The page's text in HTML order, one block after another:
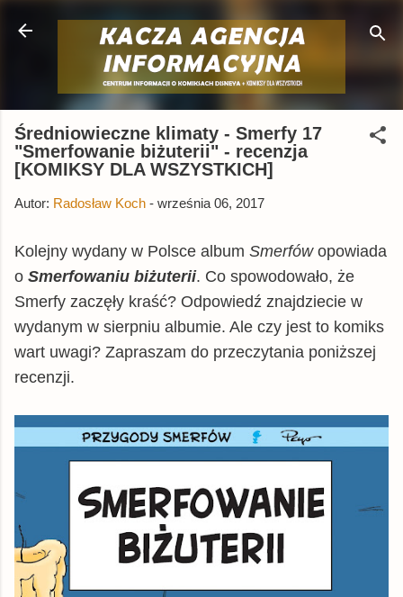
Przejdź do głównej zawartości
Średniowieczne klimaty - Smerfy 17
"Smerfowanie biżuterii" - recenzja
[KOMIKSY DLA WSZYSTKICH]
Autor: Radosław Koch - września 06, 2017
Kolejny wydany w Polsce album Smerfów opowiada
o Smerfowaniu biżuterii. Co spowodowało, że
Smerfy zaczęły kraść? Odpowiedź znajdziecie w
wydanym w sierpniu albumie. Ale czy jest to komiks
wart uwagi? Zapraszam do przeczytania poniższej
recenzji.